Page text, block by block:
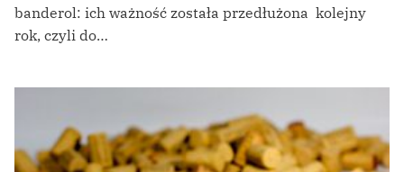
banderol: ich ważność została przedłużona kolejny
rok, czyli do…